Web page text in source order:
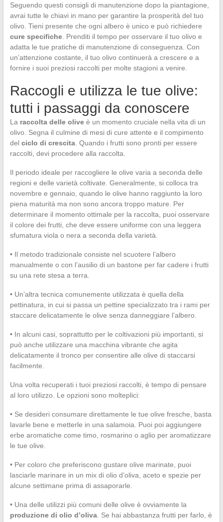
Seguendo questi consigli di manutenzione dopo la piantagione,
avrai tutte le chiavi in mano per garantire la prosperità del tuo
olivo. Tieni presente che ogni albero è unico e può richiedere
cure specifiche. Prenditi il tempo per osservare il tuo olivo e
adatta le tue pratiche di manutenzione di conseguenza. Con
un’attenzione costante, il tuo olivo continuerà a crescere e a
fornire i suoi preziosi raccolti per molte stagioni a venire.
Raccogli e utilizza le tue olive:
tutti i passaggi da conoscere
La raccolta delle oliveè un momento cruciale nella vita di un
olivo. Segna il culmine di mesi di cure attente e il compimento
del ciclo di crescita. Quando i frutti sono pronti per essere
raccolti, devi procedere alla raccolta.
Il periodo ideale per raccogliere le olive varia a seconda delle
regioni e delle varietà coltivate. Generalmente, si colloca tra
novembre e gennaio, quando le olive hanno raggiunto la loro
piena maturità ma non sono ancora troppo mature. Per
determinare il momento ottimale per la raccolta, puoi osservare
il colore dei frutti, che deve essere uniforme con una leggera
sfumatura viola o nera a seconda della varietà.
• Il metodo tradizionale consiste nel scuotere l’albero
manualmente o con l’ausilio di un bastone per far cadere i frutti
su una rete stesa a terra.
• Un’altra tecnica comunemente utilizzata è quella della
pettinatura, in cui si passa un pettine specializzato tra i rami per
staccare delicatamente le olive senza danneggiare l’albero.
• In alcuni casi, soprattutto per le coltivazioni più importanti, si
può anche utilizzare una macchina vibrante che agita
delicatamente il tronco per consentire alle olive di staccarsi
facilmente.
Una volta recuperati i tuoi preziosi raccolti, è tempo di pensare
al loro utilizzo. Le opzioni sono molteplici:
• Se desideri consumare direttamente le tue olive fresche, basta
lavarle bene e metterle in una salamoia. Puoi poi aggiungere
erbe aromatiche come timo, rosmarino o aglio per aromatizzare
le tue olive.
• Per coloro che preferiscono gustare olive marinate, puoi
lasciarle marinare in un mix di olio d’oliva, aceto e spezie per
alcune settimane prima di assaporarle.
• Una delle utilizzi più comuni delle olive è ovviamente la
produzione di olio d’oliva. Se hai abbastanza frutti per farlo, è